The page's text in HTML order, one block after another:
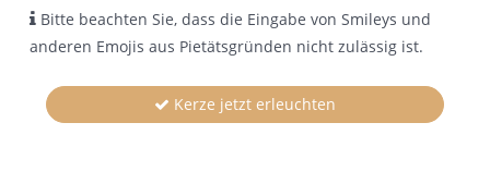
Bitte beachten Sie, dass die Eingabe von Smileys und
anderen Emojis aus Pietätsgründen nicht zulässig ist.
Kerze jetzt erleuchten